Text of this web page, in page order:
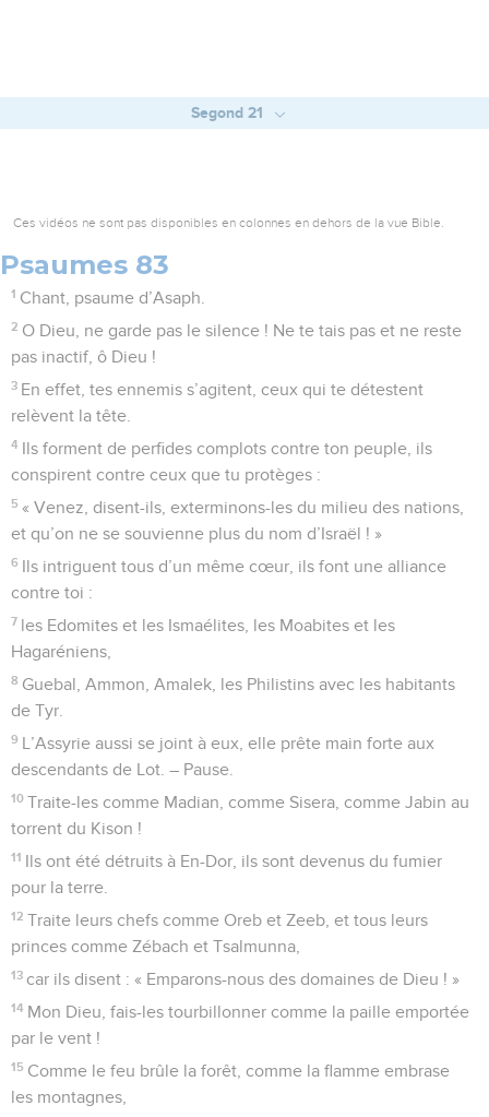
Segond 21
Ces vidéos ne sont pas disponibles en colonnes en dehors de la vue Bible.
Psaumes 83
1 Chant, psaume d’Asaph.
2 O Dieu, ne garde pas le silence ! Ne te tais pas et ne reste
pas inactif, ô Dieu !
3 En effet, tes ennemis s’agitent, ceux qui te détestent
relèvent la tête.
4 Ils forment de perfides complots contre ton peuple, ils
conspirent contre ceux que tu protèges :
5 « Venez, disent-ils, exterminons-les du milieu des nations,
et qu’on ne se souvienne plus du nom d’Israël ! »
6 Ils intriguent tous d’un même cœur, ils font une alliance
contre toi :
7 les Edomites et les Ismaélites, les Moabites et les
Hagaréniens,
8 Guebal, Ammon, Amalek, les Philistins avec les habitants
de Tyr.
9 L’Assyrie aussi se joint à eux, elle prête main forte aux
descendants de Lot. – Pause.
10 Traite-les comme Madian, comme Sisera, comme Jabin au
torrent du Kison !
11 Ils ont été détruits à En-Dor, ils sont devenus du fumier
pour la terre.
12 Traite leurs chefs comme Oreb et Zeeb, et tous leurs
princes comme Zébach et Tsalmunna,
13 car ils disent : « Emparons-nous des domaines de Dieu ! »
14 Mon Dieu, fais-les tourbillonner comme la paille emportée
par le vent !
15 Comme le feu brûle la forêt, comme la flamme embrase
les montagnes,